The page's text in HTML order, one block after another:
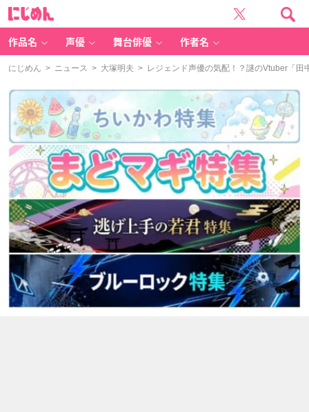
作品名 声優 舞台俳優 作者名
にじめん > ニュース > 大塚明夫 > レジェンド声優の気配！？謎のVtuber「田